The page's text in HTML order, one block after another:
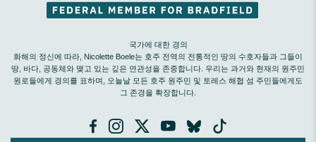
국가에 대한 경의
화해의 정신에 따라, Nicolette Boele는 호주 전역의 전통적인 땅의 수호자들과 그들이
땅, 바다, 공동체와 맺고 있는 깊은 연관성을 존중합니다. 우리는 과거와 현재의 원주민
원로들에게 경의를 표하며, 오늘날 모든 호주 원주민 및 토레스 해협 섬 주민들에게도
그 존경을 확장합니다.